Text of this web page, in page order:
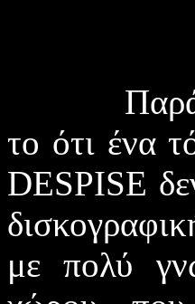
Παρά το
το ότι ένα
DESPISE
με πολύ